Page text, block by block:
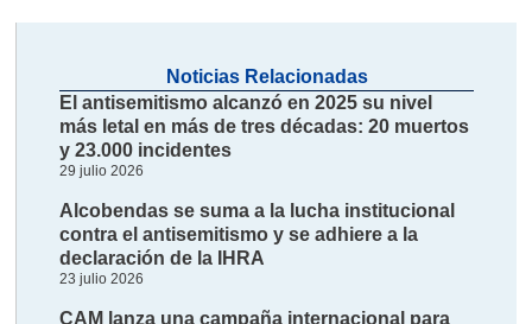
Noticias Relacionadas
El antisemitismo alcanzó en 2025 su nivel
más letal en más de tres décadas: 20 muertos
y 23.000 incidentes
29 julio 2026
Alcobendas se suma a la lucha institucional
contra el antisemitismo y se adhiere a la
declaración de la IHRA
23 julio 2026
CAM lanza una campaña internacional para